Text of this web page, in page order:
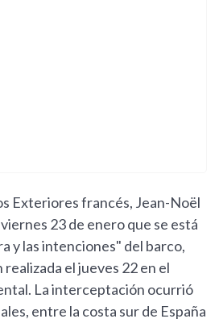
Exteriores francés, Jean-Noël
23 de enero que se está
y las intenciones" del barco,
el jueves 22 en el
La interceptación ocurrió
entre la costa sur de España